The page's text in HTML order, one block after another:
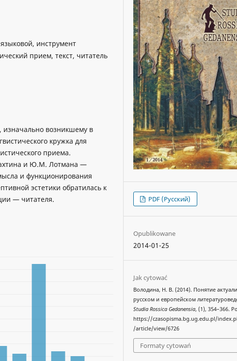
инструмент
прием, текст, читатель
изначально возникшему в
кружка для
приема.
и Ю.М. Лотмана —
и функционирования
эстетики обратилась к
— читателя.
PDF (Русский)
Opublikowane
2014-01-25
Jak cytować
Володина, Н. В. (2014). Понятие
русском и европейском
Studia Rossica Gedanensia, (1), 354–366.
https://czasopisma.bg.ug.edu.pl/
/article/view/6726
Formaty cytowań